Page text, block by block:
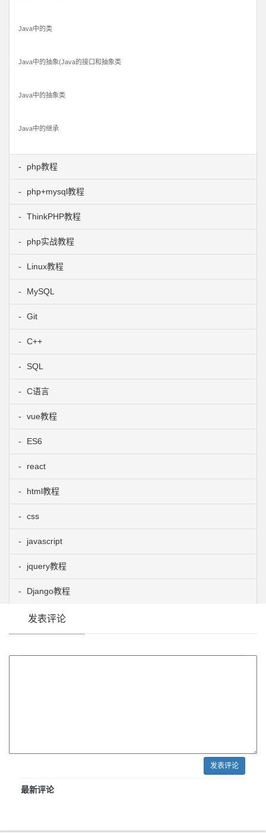
Java中的类
Java中的抽象(Java的接口和抽象类
Java中的抽象类
Java中的继承
php教程
php+mysql教程
ThinkPHP教程
php实战教程
Linux教程
MySQL
Git
C++
SQL
C语言
vue教程
ES6
react
html教程
css
javascript
jquery教程
Django教程
发表评论
发表评论
最新评论